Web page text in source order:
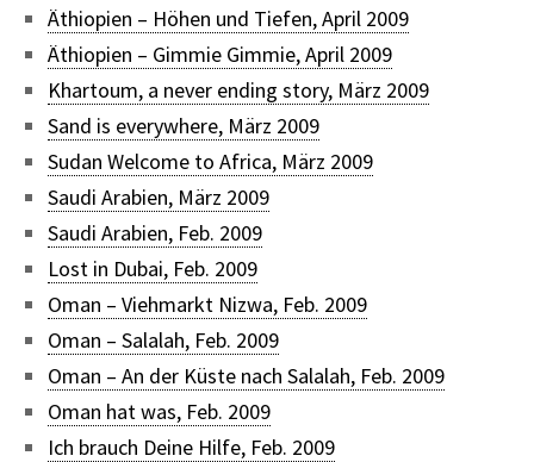
Äthiopien – Höhen und Tiefen, April 2009
Äthiopien – Gimmie Gimmie, April 2009
Khartoum, a never ending story, März 2009
Sand is everywhere, März 2009
Sudan Welcome to Africa, März 2009
Saudi Arabien, März 2009
Saudi Arabien, Feb. 2009
Lost in Dubai, Feb. 2009
Oman – Viehmarkt Nizwa, Feb. 2009
Oman – Salalah, Feb. 2009
Oman – An der Küste nach Salalah, Feb. 2009
Oman hat was, Feb. 2009
Ich brauch Deine Hilfe, Feb. 2009